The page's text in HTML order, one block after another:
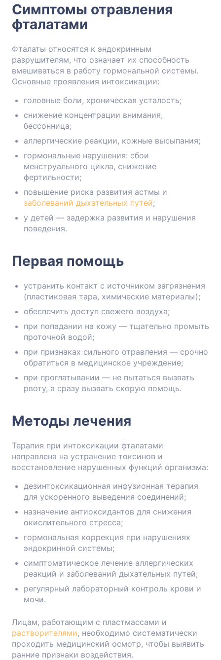
Симптомы отравления
фталатами
Фталаты относятся к эндокринным
разрушителям, что означает их способность
вмешиваться в работу гормональной системы.
Основные проявления интоксикации:
головные боли, хроническая усталость;
снижение концентрации внимания,
бессонница;
аллергические реакции, кожные высыпания;
гормональные нарушения: сбои
менструального цикла, снижение
фертильности;
повышение риска развития астмы и
заболеваний дыхательных путей;
у детей — задержка развития и нарушения
поведения.
Первая помощь
устранить контакт с источником загрязнения
(пластиковая тара, химические материалы);
обеспечить доступ свежего воздуха;
при попадании на кожу — тщательно промыть
проточной водой;
при признаках сильного отравления — срочно
обратиться в медицинское учреждение;
при проглатывании — не пытаться вызвать
рвоту, а сразу вызвать скорую помощь.
Методы лечения
Терапия при интоксикации фталатами
направлена на устранение токсинов и
восстановление нарушенных функций организма:
дезинтоксикационная инфузионная терапия
для ускоренного выведения соединений;
назначение антиоксидантов для снижения
окислительного стресса;
гормональная коррекция при нарушениях
эндокринной системы;
симптоматическое лечение аллергических
реакций и заболеваний дыхательных путей;
регулярный лабораторный контроль крови и
мочи.
Лицам, работающим с пластмассами и
растворителями, необходимо систематически
проходить медицинский осмотр, чтобы выявить
ранние признаки воздействия.